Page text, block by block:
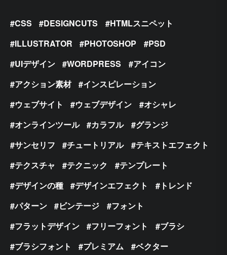
CSS DESIGNCUTS
HTMLスニペット
ILLUSTRATOR
PHOTOSHOP
PSD
UIデザイン
WORDPRESS
アイコン
アクション素材
インスピレーション
ウェブサイト
ウェブデザイン
オシャレ
オンラインツール
カラフル
グランジ
サンセリフ
チュートリアル
テキストエフェクト
テクスチャ
テクニック
テンプレート
デザインの種
デザインエフェクト
トレンド
パターン
ビンテージ
フォント
フラットデザイン
フリーフォント
ブラシ
ブラシフォント
プレミアム
ベクター